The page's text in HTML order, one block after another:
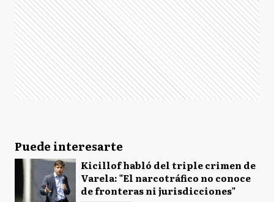
Puede interesarte
Kicillof habló del triple crimen de
Varela: "El narcotráfico no conoce
de fronteras ni jurisdicciones"